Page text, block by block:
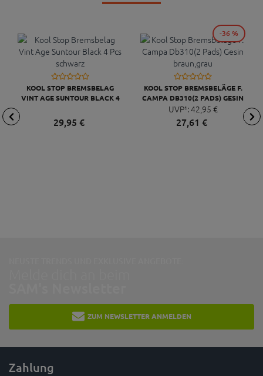
KOOL STOP BREMSBELAG
VINT AGE SUNTOUR BLACK 4
29,95 €
KOOL STOP BREMSBELÄGE F.
CAMPA DB310(2 PADS) GESIN
BRAUN,GRAU
UVP¹:42,95 €
27,61 €
-36 %
ZUM NEWSLETTER ANMELDEN
Zahlung